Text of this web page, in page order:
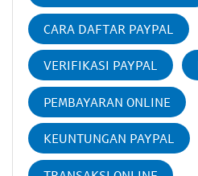
CARA DAFTAR PAYPAL
VERIFIKASI PAYPAL
PEMBAYARAN ONLINE
KEUNTUNGAN PAYPAL